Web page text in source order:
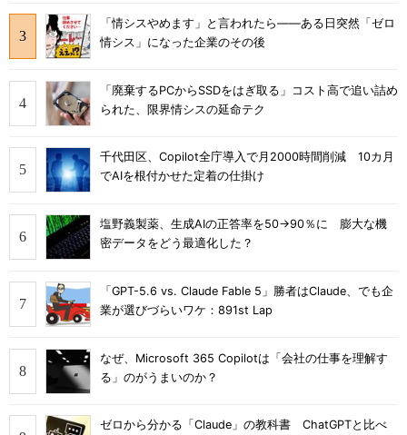
「情シスやめます」と言われたら――ある日突然「ゼロ
情シス」になった企業のその後
「廃棄するPCからSSDをはぎ取る」コスト高で追い詰め
られた、限界情シスの延命テク
千代田区、Copilot全庁導入で月2000時間削減 10カ月
でAIを根付かせた定着の仕掛け
塩野義製薬、生成AIの正答率を50→90％に 膨大な機
密データをどう最適化した？
「GPT-5.6 vs. Claude Fable 5」勝者はClaude、でも企
業が選びづらいワケ：891st Lap
なぜ、Microsoft 365 Copilotは「会社の仕事を理解す
る」のがうまいのか？
ゼロから分かる「Claude」の教科書 ChatGPTと比べ